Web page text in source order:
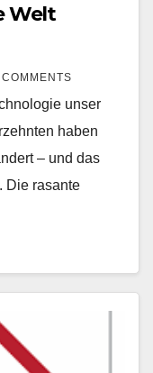
Welt
unser
haben
– und das
Die rasante